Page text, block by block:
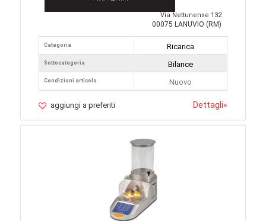
Via Nettunense 132
00075 LANUVIO (RM)
Categoria
Sottocategoria
Condizioni articolo
Ricarica
Bilance
Nuovo
aggiungi a preferiti Dettagli»